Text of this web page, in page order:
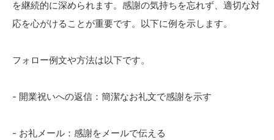
を継続的に深められます。感謝の気持ちを忘れず、適切な対
応を心がけることが重要です。以下に例を示します。
フォロー例文や方法は以下です。
- 開業祝いへの返信：簡潔なお礼文で感謝を示す
- お礼メール：感謝をメールで伝える